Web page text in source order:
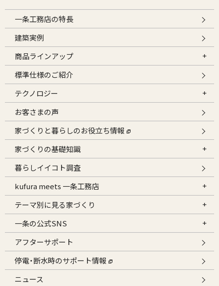
一条工務店の特長
建築実例
商品ラインアップ
標準仕様のご紹介
テクノロジー
お客さまの声
家づくりと暮らしのお役立ち情報
家づくりの基礎知識
暮らしイイコト調査
kufura meets 一条工務店
テーマ別に見る家づくり
一条の公式SNS
アフターサポート
停電・断水時のサポート情報
ニュース